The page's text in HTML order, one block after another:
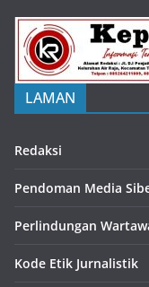
LAMAN
Redaksi
Pendoman Media
Perlindungan
Kode Etik Jurnalistik